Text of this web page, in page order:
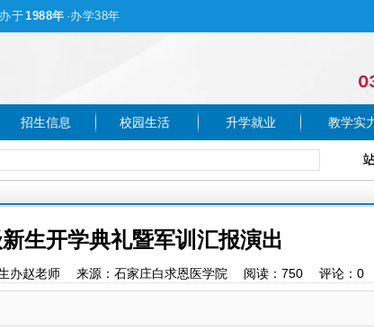
于1988年 ·办学38年
招生信息 校园生活 升学就业 教学实
生开学典礼暨军训汇报演出
办赵老师 来源：石家庄白求恩医学院 阅读： 750评论： 0